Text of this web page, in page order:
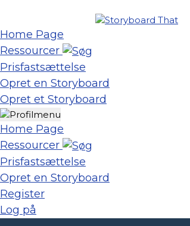
Home Page
Ressourcer
Prisfastsættelse
Opret en Storyboard
Opret et Storyboard
Home Page
Ressourcer
Prisfastsættelse
Opret en Storyboard
Register
Log på